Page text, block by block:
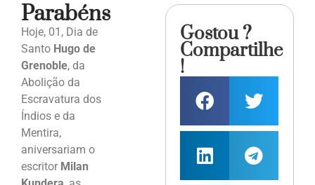
Parabéns
Hoje, 01, Dia de
Santo Hugo de
Grenoble, da
Abolição da
Escravatura dos
Índios e da
Mentira,
aniversariam o
escritor Milan
Gostou ?
Compartilhe
!